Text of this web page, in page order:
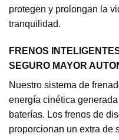
protegen y prolongan la
tranquilidad.
FRENOS
SEGURO MAYOR
Nuestro sistema de
energía cinética
baterías. Los frenos de
proporcionan un extra de